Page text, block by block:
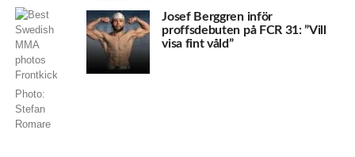
Photo:
Stefan
Romare
Josef Berggren inför
proffsdebuten på FCR 31: ”Vill
visa fint våld”